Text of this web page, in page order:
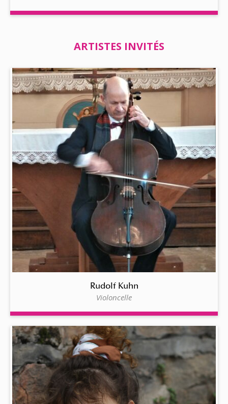
ARTISTES INVITÉS
Rudolf Kuhn
Violoncelle